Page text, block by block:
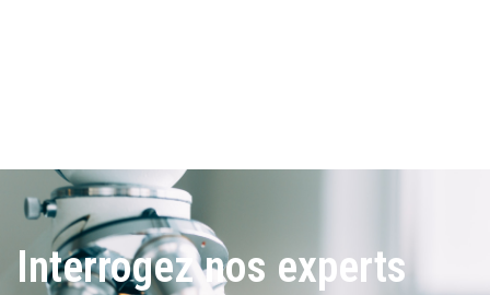
Interrogez nos experts